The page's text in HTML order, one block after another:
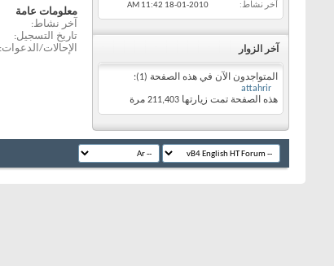
آخر نشاط
18-01-2010
11:42 AM
آخر الزوار
المتواجدون الآن في هذه الصفحة (1):
attahrir
هذه الصفحة تمت زيارتها 211,403 مرة
معلومات عامة
آخر نشاط
تاريخ التسجيل
الإحالات/الدعوات